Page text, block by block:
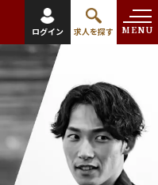
ログイン 求人を探す MENU